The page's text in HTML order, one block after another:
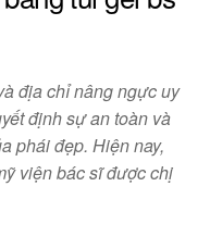
địa chỉ nâng ngực uy
định sự an toàn và
phái đẹp. Hiện nay,
viện bác sĩ được chị